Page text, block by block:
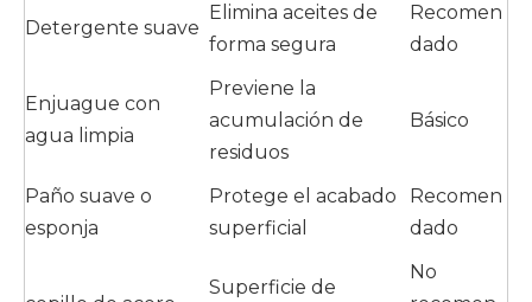
Detergente suave
Elimina aceites de
forma segura
Recomen
dado
Enjuague con
agua limpia
Previene la
acumulación de
residuos
Básico
Paño suave o
esponja
Protege el acabado
superficial
Recomen
dado
Superficie de
No